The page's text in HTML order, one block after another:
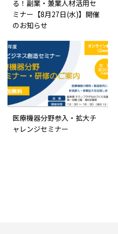
る！副業・兼業人材活用セ
ミナー【8月27日(水)】開催
のお知らせ
医療機器分野参入・拡大チ
ャレンジセミナー